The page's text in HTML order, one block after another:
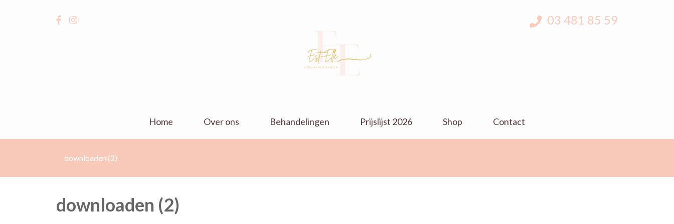
03 481 85 59
Verola &
Home Over ons Behandelingen Prijslijst 2026 Shop Contact
downloaden (2)
downloaden (2)